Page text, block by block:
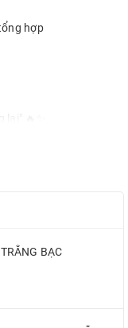
hợp
lai" 🔥✨
chọn của chính
bạn mới là chính bạn,
mỗi bước đi !
BẠC